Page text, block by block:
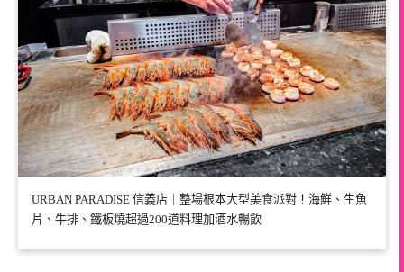
URBAN PARADISE 信義店｜整場根本大型美食派對！海鮮、生魚
片、牛排、鐵板燒超過200道料理加酒水暢飲